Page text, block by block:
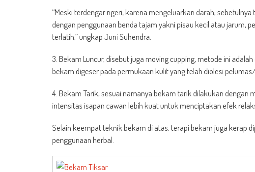
“Meski terdengar ngeri, karena mengeluarkan darah,
dengan penggunaan benda tajam yakni pisau kecil atau jarum,
terlatih,” ungkap Juni Suhendra.
3. Bekam Luncur, disebut juga moving cupping, metode ini
bekam digeser pada permukaan kulit yang telah diolesi
4. Bekam Tarik, sesuai namanya bekam tarik dilakukan dengan
intensitas isapan cawan lebih kuat untuk menciptakan efek
Selain keempat teknik bekam di atas, terapi bekam juga kerap
penggunaan herbal.